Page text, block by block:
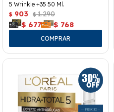
5 Wrinkle +35 50 Ml.
$ 903 $ 1.290
$ 677 $ 768